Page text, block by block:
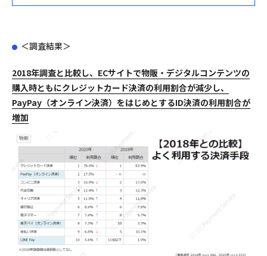
＜調査結果＞
2018年調査と比較し、ECサイトで物販・デジタルコンテンツの
購入時ともにクレジットカード決済の利用割合が減少し、
PayPay（オンライン決済）をはじめとするID決済の利用割合が
増加